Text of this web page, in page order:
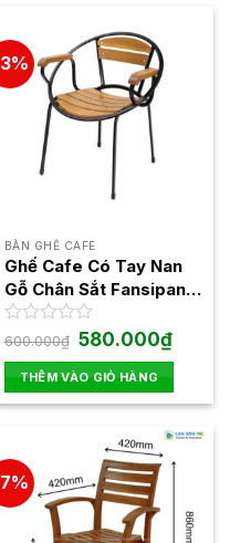
BÀN GHẾ CAFE
Ghế Cafe Có Tay Nan
Gỗ Chân Sắt Fansipan
Moon Mini
Được
hạng
0
5
600.000₫ Giá
gốc
là:
600.000₫.
580.000₫Giá
hiện
tại
là:
THÊM VÀO GIỎ HÀNG